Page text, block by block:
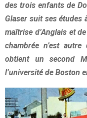
des trois enfants de
Glaser suit ses études
maîtrise d’Anglais et
chambrée n’est
obtient un second
l’université de Boston